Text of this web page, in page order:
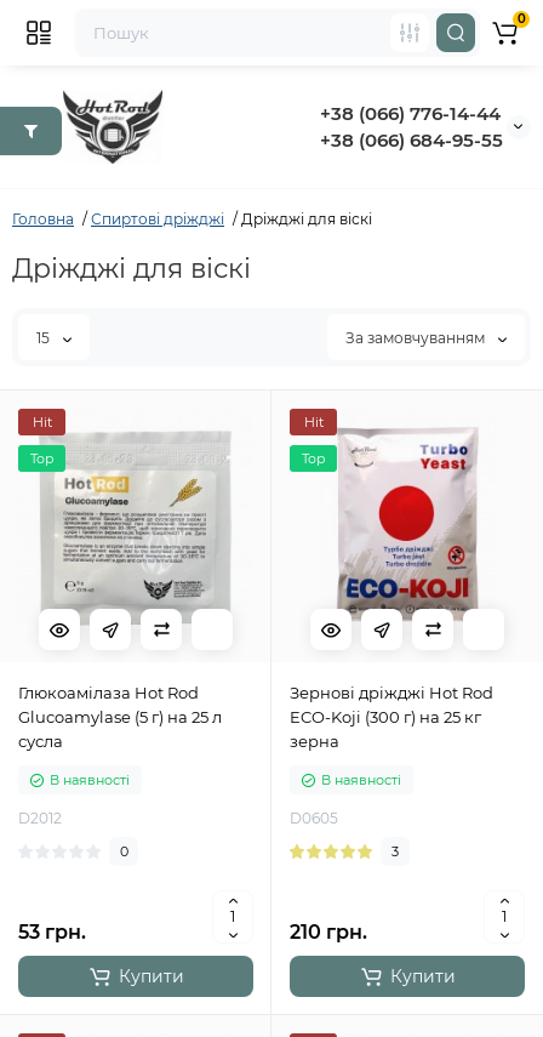
+38 (066) 776-14-44
‭+38 (066) 684-95-55‬
0
Головна Спиртові дріжджі Дріжджі для віскі
Дріжджі для віскі
15 За замовчуванням
Hit
Top
Глюкоамілаза Hot Rod
Glucoamylase (5 г) на 25 л
сусла
В наявності
D2012
0
53 грн.
Купити
Hit
Top
Зернові дріжджі Hot Rod
ECO-Koji (300 г) на 25 кг
зерна
В наявності
D0605
3
210 грн.
Купити